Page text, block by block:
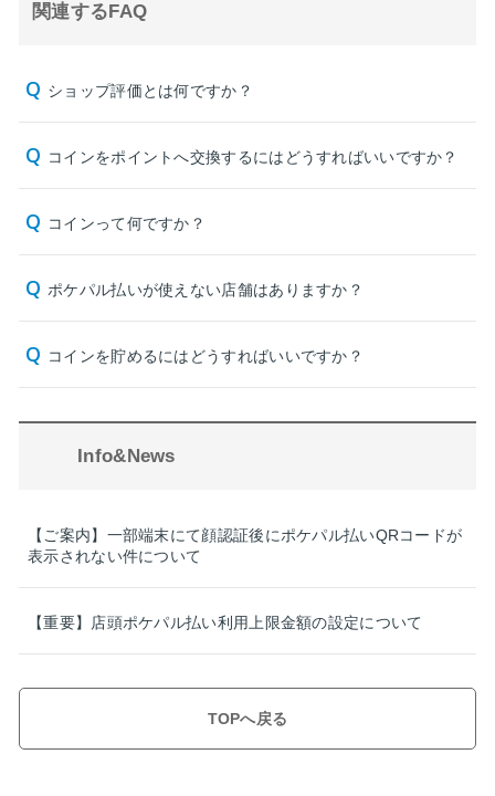
関連するFAQ
ショップ評価とは何ですか？
コインをポイントへ交換するにはどうすればいいですか？
コインって何ですか？
ポケパル払いが使えない店舗はありますか？
コインを貯めるにはどうすればいいですか？
Info&News
【ご案内】一部端末にて顔認証後にポケパル払いQRコードが
表示されない件について
【重要】店頭ポケパル払い利用上限金額の設定について
TOPへ戻る